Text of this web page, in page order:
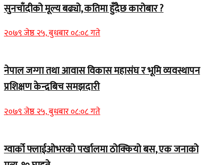
सुनचाँदीको मूल्य बढ्यो, कतिमा हुँदैछ कारोबार ?
२०७९ जेष्ठ २५, बुधबार ०८:०८ गते
नेपाल जग्गा तथा आवास विकास महासंघ र भूमि व्यवस्थापन
प्रशिक्षण केन्द्रबिच समझदारी
२०७९ जेष्ठ २५, बुधबार ०८:०८ गते
ग्वार्को फ्लाईओभरको पर्खालमा ठोक्कियो बस, एक जनाको